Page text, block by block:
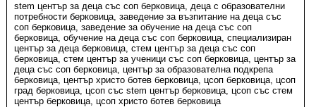
stem център за деца със соп берковица, деца с образователни
потребности берковица, заведение за възпитание на деца със
соп берковица, заведение за обучение на деца със соп
берковица, обучение на деца със соп берковица, специализиран
център за деца берковица, стем център за деца със соп
берковица, стем център за ученици със соп берковица, център за
деца със соп берковица, център за образователна подкрепа
берковица, център христо ботев берковица, цсоп берковица, цсоп
град берковица, цсоп със stem център берковица, цсоп със стем
център берковица, цсоп христо ботев берковица